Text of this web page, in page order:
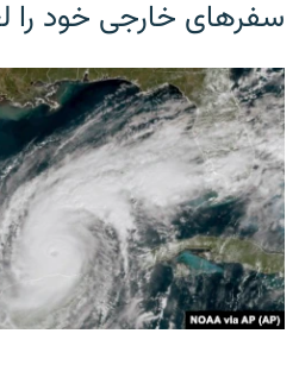
سفرهای خارجی خود را